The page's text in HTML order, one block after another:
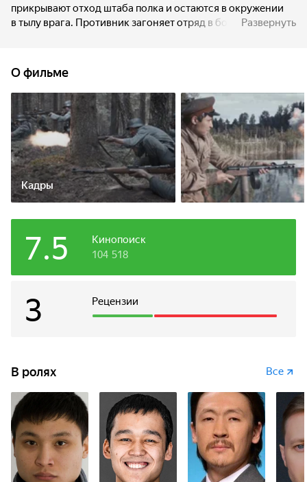
прикрывают отход штаба полка и остаются в окружении
в тылу врага. Противник загоняет отряд в болото. Страх
и бездействие погубят их быстрее, чем вражеские пули.
Развернуть
О фильме
Кадры
Кинопоиск
7.5 104 518
Рецензии
3
В ролях Все